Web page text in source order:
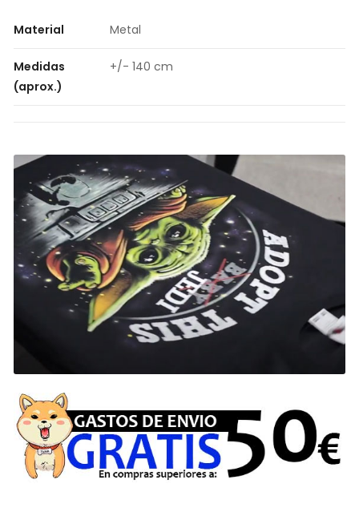
Material Metal
Medidas
(aprox.)
+/- 140 cm